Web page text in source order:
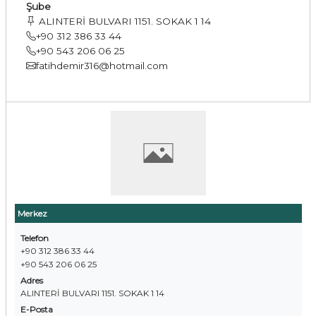
Merkez
Telefon
+90 312 386 33 44
+90 543 206 06 25
Adres
ALINTERİ BULVARI 1151. SOKAK 1 14
E-Posta
Şube
ALINTERİ BULVARI 1151. SOKAK 1 14
+90 312 386 33 44
+90 543 206 06 25
fatihdemir316@hotmail.com